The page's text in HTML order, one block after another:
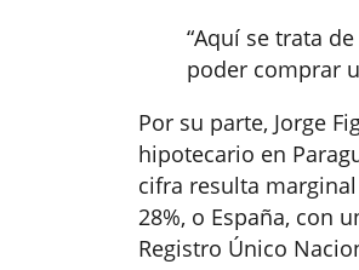
“Aquí se trata
poder comprar
Por su parte, Jorge
hipotecario en
cifra resulta
28%, o España, con
Registro Único